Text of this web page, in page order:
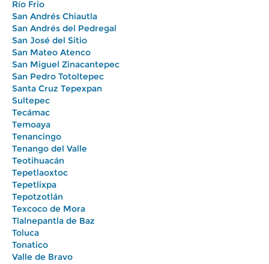
Río Frio
San Andrés Chiautla
San Andrés del Pedregal
San José del Sitio
San Mateo Atenco
San Miguel Zinacantepec
San Pedro Totoltepec
Santa Cruz Tepexpan
Sultepec
Tecámac
Temoaya
Tenancingo
Tenango del Valle
Teotihuacán
Tepetlaoxtoc
Tepetlixpa
Tepotzotlán
Texcoco de Mora
Tlalnepantla de Baz
Toluca
Tonatico
Valle de Bravo